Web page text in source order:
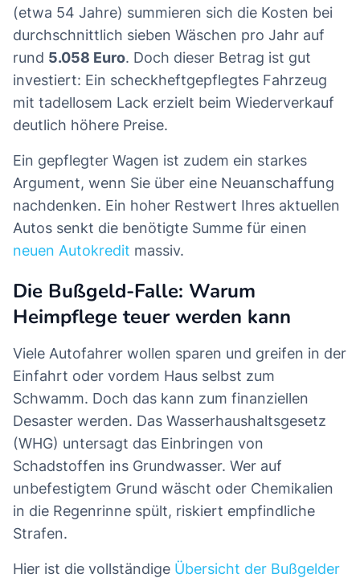
(etwa 54 Jahre) summieren sich die Kosten bei
durchschnittlich sieben Wäschen pro Jahr auf
rund 5.058 Euro. Doch dieser Betrag ist gut
investiert: Ein scheckheftgepflegtes Fahrzeug
mit tadellosem Lack erzielt beim Wiederverkauf
deutlich höhere Preise.
Ein gepflegter Wagen ist zudem ein starkes
Argument, wenn Sie über eine Neuanschaffung
nachdenken. Ein hoher Restwert Ihres aktuellen
Autos senkt die benötigte Summe für einen
neuen Autokredit massiv.
Die Bußgeld-Falle: Warum
Heimpflege teuer werden kann
Viele Autofahrer wollen sparen und greifen in der
Einfahrt oder vordem Haus selbst zum
Schwamm. Doch das kann zum finanziellen
Desaster werden. Das Wasserhaushaltsgesetz
(WHG) untersagt das Einbringen von
Schadstoffen ins Grundwasser. Wer auf
unbefestigtem Grund wäscht oder Chemikalien
in die Regenrinne spült, riskiert empfindliche
Strafen.
Hier ist die vollständige Übersicht der Bußgelder